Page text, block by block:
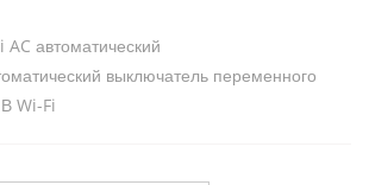
автоматический
выключатель переменного
Wi-Fi